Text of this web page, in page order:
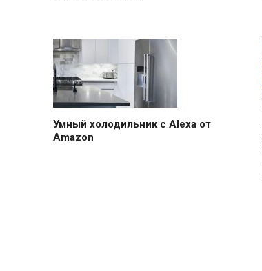
Умный холодильник с Alexa от
Amazon